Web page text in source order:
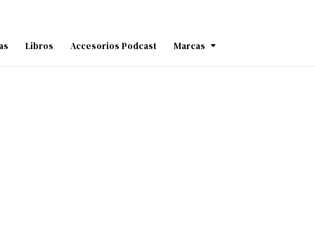
Libros Accesorios Podcast Marcas